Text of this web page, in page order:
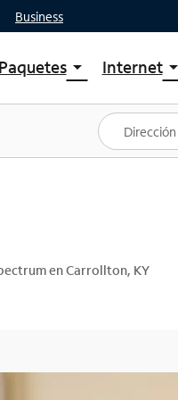
Business
Paquetesarrow_drop_down
Ver paquetes
Spectrum One
Mejores ofertas
Internetarrow_drop_down
Planes
en Carrollton, KY